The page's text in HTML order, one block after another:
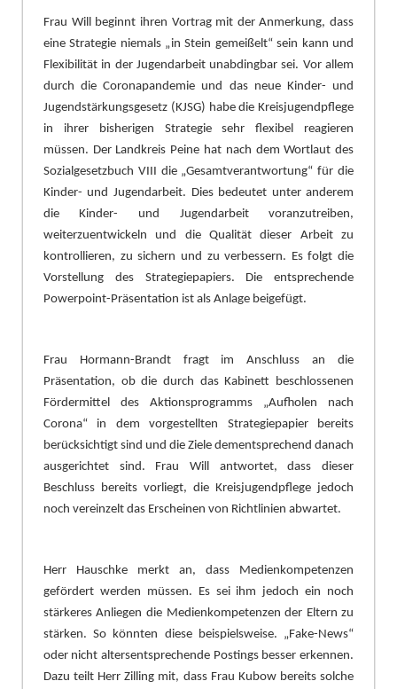
Frau Will beginnt ihren Vortrag mit der Anmerkung, dass
eine Strategie niemals „in Stein gemeißelt“sein kann und
Flexibilität in der Jugendarbeit unabdingbar sei. Vor allem
durch die Coronapandemie und das neue Kinder- und
Jugendstärkungsgesetz (KJSG) habe die Kreisjugendpflege
in ihrer bisherigen Strategie sehr flexibel reagieren
müssen. Der Landkreis Peine hat nach dem Wortlaut des
Sozialgesetzbuch VIII die „Gesamtverantwortung“ für die
Kinder- und Jugendarbeit. Dies bedeutet unter anderem
die Kinder- und Jugendarbeit voranzutreiben,
weiterzuentwickeln
und die Qualität dieser Arbeit zu
kontrollieren, zu sichern und zu verbessern. Es folgt die
Vorstellung des Strategiepapiers. Die entsprechende
Powerpoint-Präsentation ist als Anlage beigefügt.
Frau Hormann-Brandt fragt im Anschluss an die
Präsentation, ob die durch das Kabinett beschlossenen
Fördermittel des Aktionsprogramms „Aufholen nach
Corona“ in dem vorgestellten Strategiepapier bereits
berücksichtigt sind und die Ziele dementsprechend danach
ausgerichtet sind. Frau Will antwortet, dass dieser
Besch uss bereits vorliegt, die Kreisjugendpflege jedoch
noch vereinzelt das Erscheinen von Richtlinien abwartet.
Herr Hauschke merkt an, dass Medienkompetenzen
gefördert werden müssen. Es sei ihm jedoch ein noch
stärkeres Anliegen die Medienkompetenzen der Eltern zu
stärken. So könnten diese beispielsweise. „Fake-News“
oder nicht altersentsprechende Postings besser erkennen.
Dazu teilt Herr Zilling mit, dass Frau Kubow bereits solche